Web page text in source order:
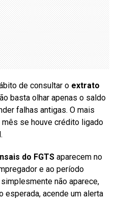
de consultar o extrato
basta olhar apenas o saldo
falhas antigas. O mais
se houve crédito ligado
do FGTSaparecem no
e ao período
não aparece,
esperada, acende um alerta